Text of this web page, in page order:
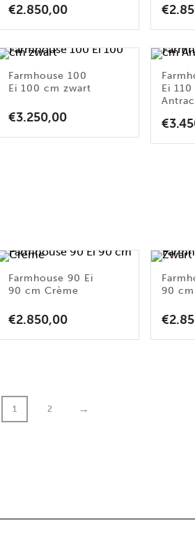
€2.850,00 €
Farmhouse 100
Ei 100 cm zwart
€3.250,00
Ei
€
Farmhouse 90 Ei
90 cm Crème
€2.850,00
90
€
1 2 →